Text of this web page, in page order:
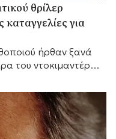
θρίλερ
για
ήρθαν ξανά
του ντοκιμαντέρ